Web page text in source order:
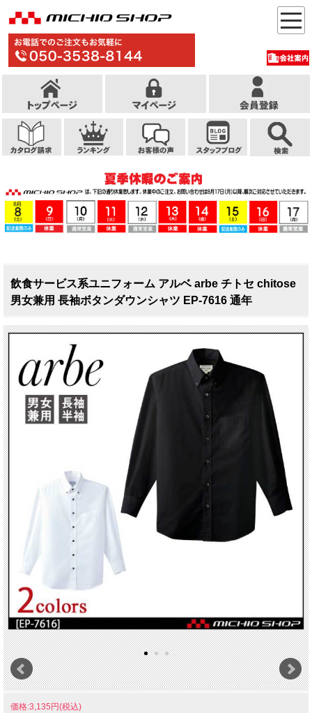
飲食サービス系ユニフォーム アルベ arbe チトセ chitose
男女兼用 長袖ボタンダウンシャツ EP-7616 通年
価格:3,135円(税込)